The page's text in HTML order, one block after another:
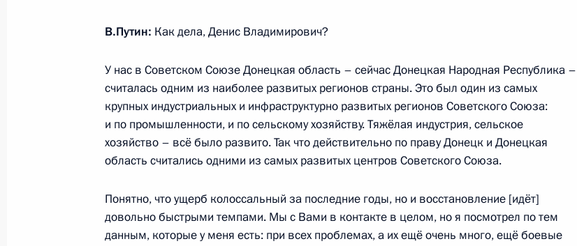
В.Путин: Как дела, Денис Владимирович?
У нас в Советском Союзе Донецкая область – сейчас Донецкая Народная Республика –
считалась одним из наиболее развитых регионов страны. Это был один из самых
крупных индустриальных и инфраструктурно развитых регионов Советского Союза:
и по промышленности, и по сельскому хозяйству. Тяжёлая индустрия, сельское
хозяйство – всё было развито. Так что действительно по праву Донецк и Донецкая
область считались одними из самых развитых центров Советского Союза.
Понятно, что ущерб колоссальный за последние годы, но и восстановление [идёт]
довольно быстрыми темпами. Мы с Вами в контакте в целом, но я посмотрел по тем
данным, которые у меня есть: при всех проблемах, а их ещё очень много, ещё боевые